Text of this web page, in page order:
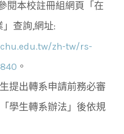
閱本校註冊組網頁「在
查詢,網址:
zh-tw/rs-
。
提出轉系申請前務必審
學生轉系辦法」後依規